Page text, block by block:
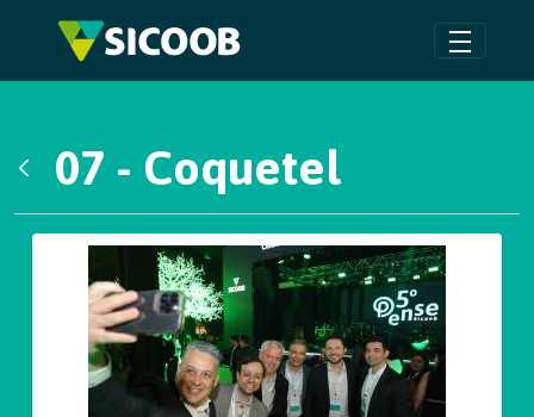
Pular para o Conteúdo principal
07 - Coquetel
Galeria de Mídias